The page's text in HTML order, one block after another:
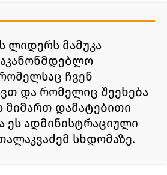
ლიდერს მამუკა
ჩვენ
და რომელიც შეეხება
მიმართ დამატებითი
ეს ადმინისტრაციული
სხდომაზე.